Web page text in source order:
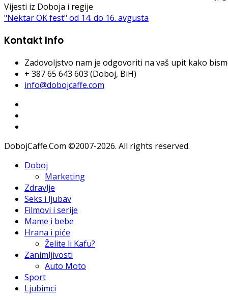
Vijesti iz Doboja i regije
"Nektar OK fest" od 14. do 16. avgusta
Kontakt Info
Zadovoljstvo nam je odgovoriti na vaš upit kako
+ 387 65 643 603 (Doboj, BiH)
info@dobojcaffe.com
DobojCaffe.Com ©2007-2026. All rights reserved.
Doboj
Marketing
Zdravlje
Seks i ljubav
Filmovi i serije
Mame i bebe
Hrana i piće
Želite li Kafu?
Zanimljivosti
Auto Moto
Sport
Ljubimci